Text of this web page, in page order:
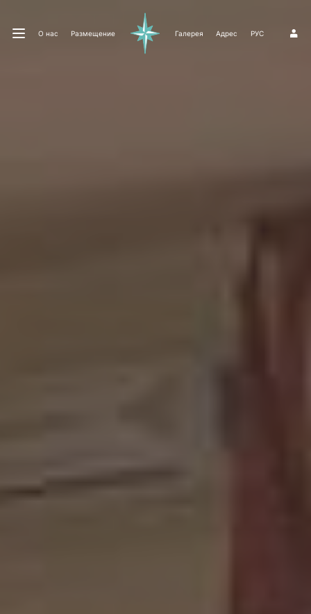
О нас Размещение Галерея Адрес РУС 1